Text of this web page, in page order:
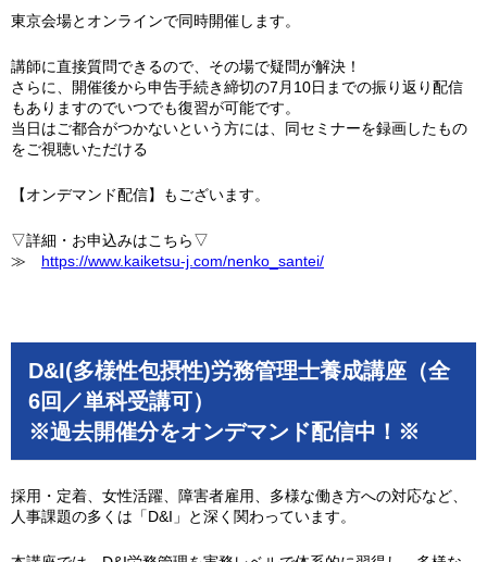
東京会場とオンラインで同時開催します。
講師に直接質問できるので、その場で疑問が解決！
さらに、開催後から申告手続き締切の7月10日までの振り返り配信
もありますのでいつでも復習が可能です。
当日はご都合がつかないという方には、同セミナーを録画したもの
をご視聴いただける
【オンデマンド配信】もございます。
▽詳細・お申込みはこちら▽
≫ https://www.kaiketsu-j.com/nenko_santei/
D&I(多様性包摂性)労務管理士養成講座（全
6回／単科受講可）
※過去開催分をオンデマンド配信中！※
採用・定着、女性活躍、障害者雇用、多様な働き方への対応など、
人事課題の多くは「D&I」と深く関わっています。